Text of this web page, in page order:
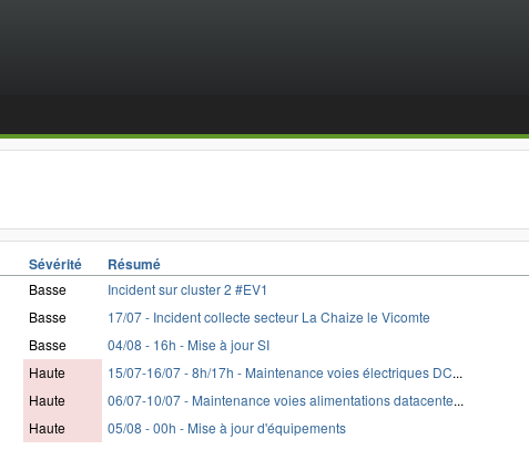
Sévérité Résumé
Basse Incident sur cluster 2 #EV1
Basse 17/07 - Incident collecte secteur La Chaize le Vicomte
Basse 04/08 - 16h - Mise à jour SI
Haute 15/07-16/07 - 8h/17h - Maintenance voies électriques DC...
Haute 06/07-10/07 - Maintenance voies alimentations datacente...
Haute 05/08 - 00h - Mise à jour d'équipements